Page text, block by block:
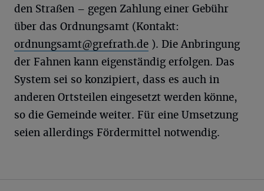
den Straßen – gegen Zahlung einer Gebühr
über das Ordnungsamt (Kontakt:
ordnungsamt@grefrath.de ). Die Anbringung
der Fahnen kann eigenständig erfolgen. Das
System sei so konzipiert, dass es auch in
anderen Ortsteilen eingesetzt werden könne,
so die Gemeinde weiter. Für eine Umsetzung
seien allerdings Fördermittel notwendig.